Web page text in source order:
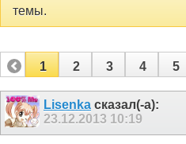
темы.
1 2 3 4 5
11 12 14
Lisenka сказал(-а):
23.12.2013 10:19